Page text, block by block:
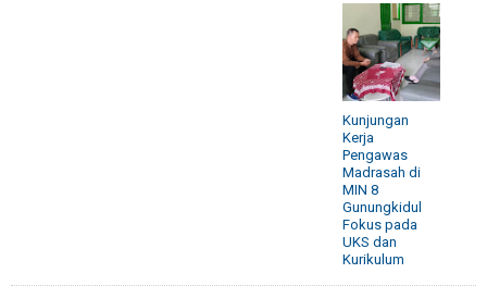
Kunjungan
Kerja
Pengawas
Madrasah di
MIN 8
Gunungkidul
Fokus pada
UKS dan
Kurikulum